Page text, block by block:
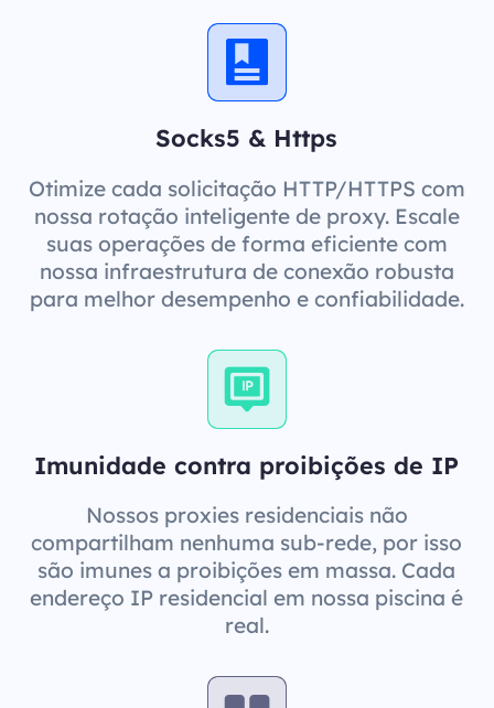
Socks5 & Https
Otimize cada solicitação HTTP/HTTPS com
nossa rotação inteligente de proxy. Escale
suas operações de forma eficiente com
nossa infraestrutura de conexão robusta
para melhor desempenho e confiabilidade.
Imunidade contra proibições de IP
Nossos proxies residenciais não
compartilham nenhuma sub-rede, por isso
são imunes a proibições em massa. Cada
endereço IP residencial em nossa piscina é
real.